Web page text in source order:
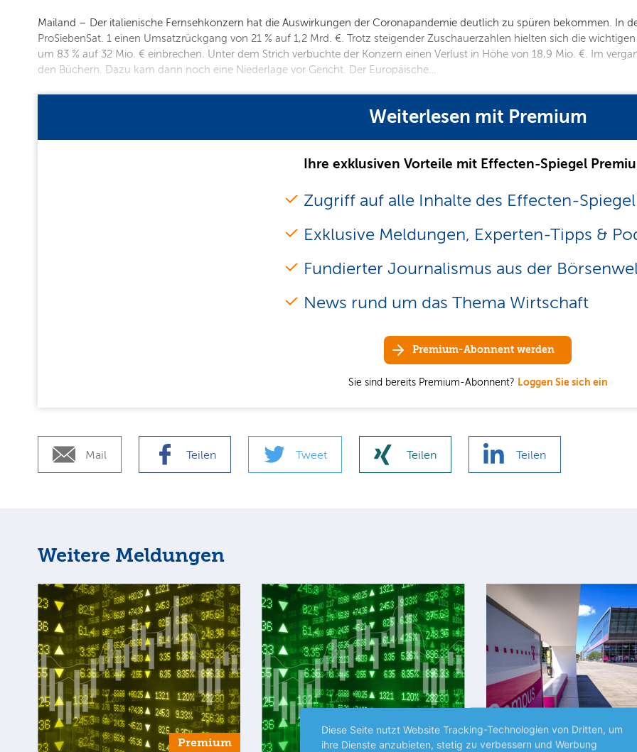
Mailand – Der italienische Fernsehkonzern hat die Auswirkungen der Coronapandemie deutlich zu spüren bekommen. In
ProSiebenSat. 1 einen Umsatzrückgang von 21 % auf 1,2 Mrd. €. Trotz steigender Zuschauerzahlen hielten sich die
um 83 % auf 32 Mio. € einbrechen. Unter dem Strich verbuchte der Konzern einen Verlust in Höhe von 18,9 Mio. €. Im
den Büchern. Dazu kam dann noch eine Niederlage vor Gericht. Der Europäische…
Weiterlesen mit Premium
Ihre exklusiven Vorteile mit Effecten-Spiegel
Zugriff auf alle Inhalte des Effecten-Spiegel
Exklusive Meldungen, Experten-Tipps &
Fundierter Journalismus aus der
News rund um das Thema Wirtschaft
Premium-Abonnent werden
Sie sind bereits Premium-Abonnent? Loggen Sie sich ein
Mail Teilen Tweet Teilen Teilen
Weitere Meldungen
Premium Premium
Diese Seite nutzt Website Tracking-Technologien von Dritten, um
ihre Dienste anzubieten, stetig zu verbessern und Werbung